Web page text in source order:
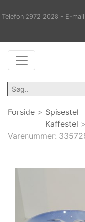
Telefon 2972 2028 - E-
Forside > Spisestel
Kaffestel >
Varenummer: